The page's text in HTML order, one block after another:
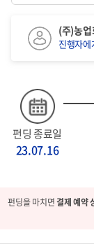
펀딩 종료일
23.07.16
(주)농
진행자에
펀딩을 마치면결제 예약